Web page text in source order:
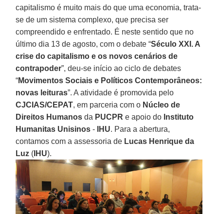
capitalismo é muito mais do que uma economia, trata-
se de um sistema complexo, que precisa ser
compreendido e enfrentado. É neste sentido que no
último dia 13 de agosto, com o debate “Século XXI. A
crise do capitalismo e os novos cenários de
contrapoder”, deu-se início ao ciclo de debates
“Movimentos Sociais e Políticos Contemporâneos:
novas leituras”. A atividade é promovida pelo
CJCIAS/CEPAT, em parceria com o Núcleo de
Direitos Humanos da PUCPR e apoio do Instituto
Humanitas Unisinos - IHU. Para a abertura,
contamos com a assessoria de Lucas Henrique da
Luz ( IHU).